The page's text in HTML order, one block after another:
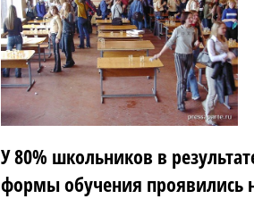
У 80% школьников в
формы обучения проявились